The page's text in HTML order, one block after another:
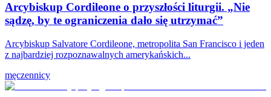
Arcybiskup Cordileone o przyszłości liturgii. „Nie
sądzę, by te ograniczenia dało się utrzymać”
Arcybiskup Salvatore Cordileone, metropolita San Francisco i jeden
z najbardziej rozpoznawalnych amerykańskich...
męczennicy